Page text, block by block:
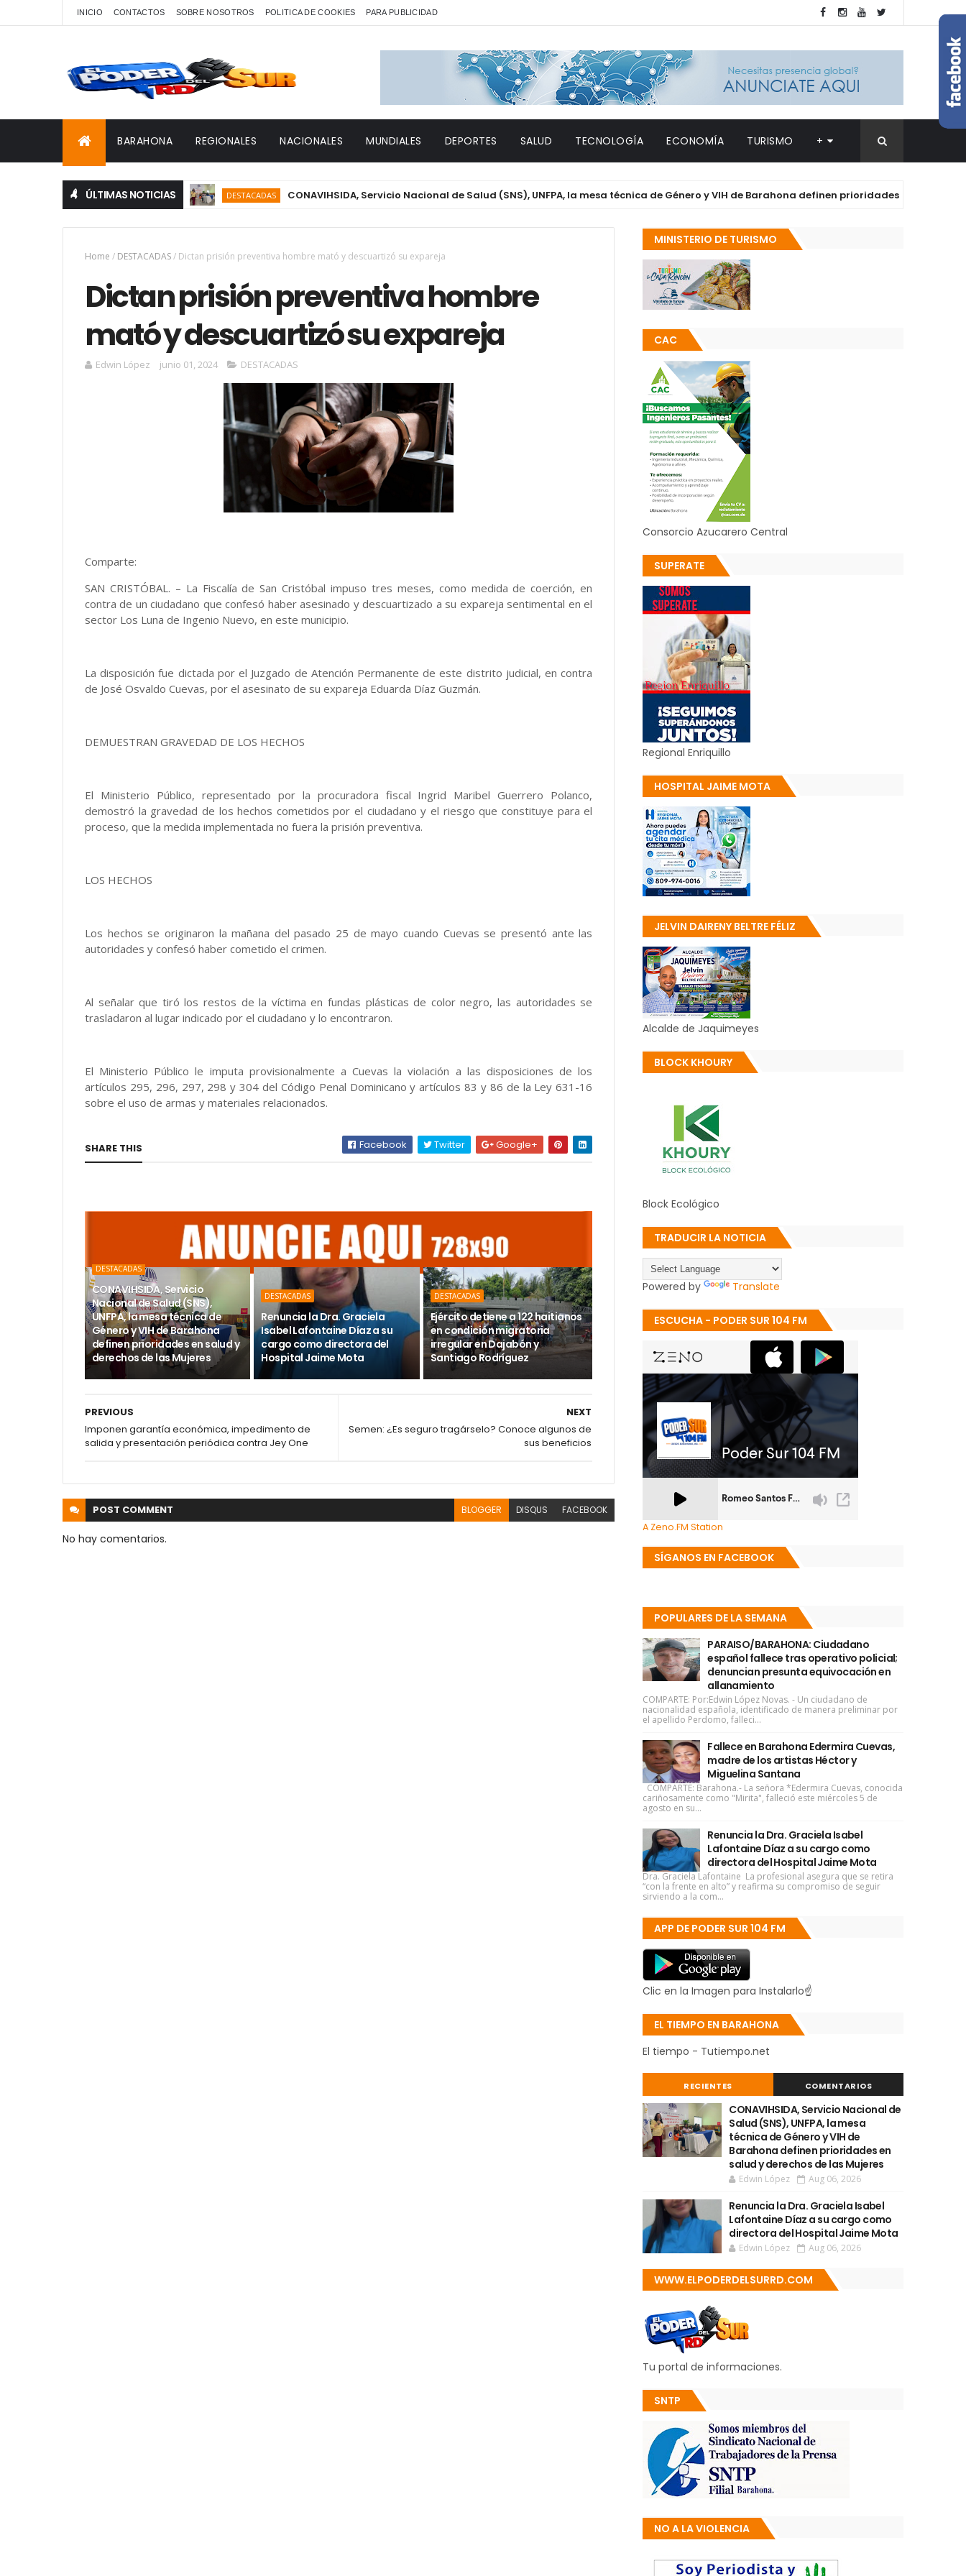
INICIO CONTACTOS SOBRE NOSOTROS POLITICA DE COOKIES PARA PUBLICIDAD
BARAHONA REGIONALES NACIONALES MUNDIALES DEPORTES SALUD TECNOLOGÍA ECONOMÍA TURISMO +
ÚLTIMAS NOTICIAS DESTACADAS CONAVIHSIDA, Servicio Nacional de Salud (SNS), UNFPA, la mesa técnica de Género y VIH de Barahona definen prioridades en salud y derechos
Home / DESTACADAS/ Dictan prisión preventiva hombre mató y descuartizó su expareja
Dictan prisión preventiva hombre
mató y descuartizó su expareja
Edwin López junio 01, 2024 DESTACADAS
Comparte:
SAN CRISTÓBAL. – La Fiscalía de San Cristóbal impuso tres meses, como medida de coerción, en
contra de un ciudadano que confesó haber asesinado y descuartizado a su expareja sentimental en el
sector Los Luna de Ingenio Nuevo, en este municipio.
La disposición fue dictada por el Juzgado de Atención Permanente de este distrito judicial, en contra
de José Osvaldo Cuevas, por el asesinato de su expareja Eduarda Díaz Guzmán.
DEMUESTRAN GRAVEDAD DE LOS HECHOS
El Ministerio Público, representado por la procuradora fiscal Ingrid Maribel Guerrero Polanco,
demostró la gravedad de los hechos cometidos por el ciudadano y el riesgo que constituye para el
proceso, que la medida implementada no fuera la prisión preventiva.
LOS HECHOS
Los hechos se originaron la mañana del pasado 25 de mayo cuando Cuevas se presentó ante las
autoridades y confesó haber cometido el crimen.
Al señalar que tiró los restos de la víctima en fundas plásticas de color negro, las autoridades se
trasladaron al lugar indicado por el ciudadano y lo encontraron.
El Ministerio Público le imputa provisionalmente a Cuevas la violación a las disposiciones de los
artículos 295, 296, 297, 298 y 304 del Código Penal Dominicano y artículos 83 y 86 de la Ley 631-16
sobre el uso de armas y materiales relacionados.
SHARE THIS Facebook Twitter Google+
DESTACADAS
CONAVIHSIDA, Servicio
Nacional de Salud (SNS),
UNFPA, la mesa técnica de
Género y VIH de Barahona
definen prioridades en salud y
derechos de las Mujeres
DESTACADAS
Renuncia la Dra. Graciela
Isabel Lafontaine Díaz a su
cargo como directora del
Hospital Jaime Mota
DESTACADAS
Ejército detiene a 122 haitianos
en condición migratoria
irregular en Dajabón y
Santiago Rodríguez
NEXT
Semen: ¿Es seguro tragárselo? Conoce algunos de
sus beneficios
PREVIOUS
Imponen garantía económica, impedimento de
salida y presentación periódica contra Jey One
POST COMMENT BLOGGER DISQUS FACEBOOK
No hay comentarios.
MINISTERIO DE TURISMO
CAC
Consorcio Azucarero Central
SUPERATE
Regional Enriquillo
HOSPITAL JAIME MOTA
JELVIN DAIRENY BELTRE FÉLIZ
Alcalde de Jaquimeyes
BLOCK KHOURY
Block Ecológico
TRADUCIR LA NOTICIA
Powered by Translate
ESCUCHA - PODER SUR 104 FM
A Zeno.FM Station
SÍGANOS EN FACEBOOK
POPULARES DE LA SEMANA
PARAISO/BARAHONA: Ciudadano
español fallece tras operativo policial;
denuncian presunta equivocación en
allanamiento
COMPARTE: Por:Edwin López Novas. - Un ciudadano de
nacionalidad española, identificado de manera preliminar por
el apellido Perdomo, falleci...
Fallece en Barahona Edermira Cuevas,
madre de los artistas Héctor y
Miguelina Santana
COMPARTE: Barahona.- La señora *Edermira Cuevas, conocida
cariñosamente como "Mirita", falleció este miércoles 5 de
agosto en su...
Renuncia la Dra. Graciela Isabel
Lafontaine Díaz a su cargo como
directora del Hospital Jaime Mota
Dra. Graciela Lafontaine La profesional asegura que se retira
“con la frente en alto” y reafirma su compromiso de seguir
sirviendo a la com...
APP DE PODER SUR 104 FM
Clic en la Imagen para Instalarlo☝
EL TIEMPO EN BARAHONA
El tiempo - Tutiempo.net
RECIENTES COMENTARIOS
CONAVIHSIDA, Servicio Nacional de
Salud (SNS), UNFPA, la mesa
técnica de Género y VIH de
Barahona definen prioridades en
salud y derechos de las Mujeres
Edwin López Aug 06, 2026
Renuncia la Dra. Graciela Isabel
Lafontaine Díaz a su cargo como
directora del Hospital Jaime Mota
Edwin López Aug 06, 2026
WWW.ELPODERDELSURRD.COM
Tu portal de informaciones.
SNTP
NO A LA VIOLENCIA